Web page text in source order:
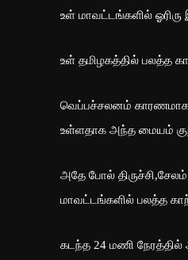
உள் மாவட்டங்களில் ஓரிரு
உள் தமிழகத்தில் பலத்த
வெப்பச்சலனம் காரணமாக
உள்ளதாக அந்த மையம்
அதே போல்
மாவட்டங்களில் பலத்த
கடந்த 24 மணி நேரத்தில்